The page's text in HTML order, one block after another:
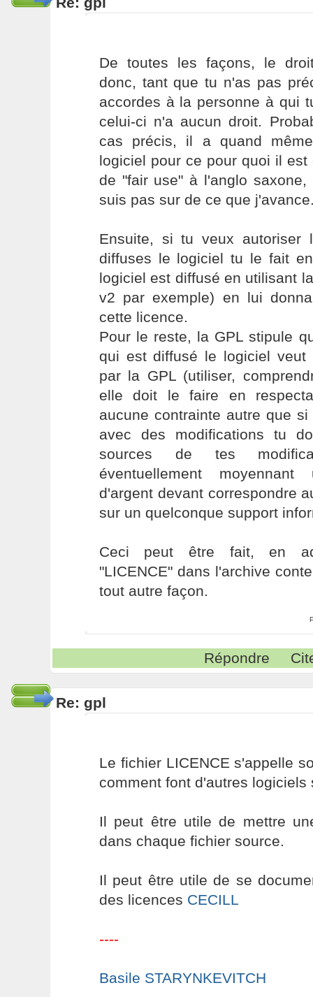
De toutes les façons, le
donc, tant que tu n'as pas
accordes à la personne à qui
celui-ci n'a aucun droit.
cas précis, il a quand
logiciel pour ce pour quoi il
de "fair use" à l'anglo
suis pas sur de ce que
Ensuite, si tu veux autoriser
diffuses le logiciel tu le fait
logiciel est diffusé en utilisant
v2 par exemple) en lui
cette licence.
Pour le reste, la GPL stipule
qui est diffusé le logiciel veut
par la GPL (utiliser,
elle doit le faire en
aucune contrainte autre que
avec des modifications tu
sources de tes
éventuellement
d'argent devant correspondre
sur un quelconque support
Ceci peut être fait, en
"LICENCE" dans l'archive
tout autre façon.
Répondre
Re: gpl
Le fichier LICENCE s'appelle
comment font d'autres logiciels
Il peut être utile de mettre
dans chaque fichier source.
Il peut être utile de se
des licences CECILL
----
Basile STARYNKEVITCH